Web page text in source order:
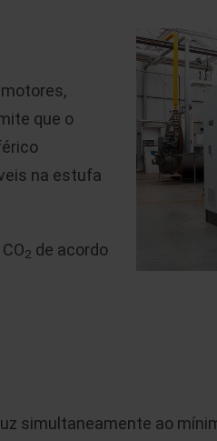
que o
na estufa
2 de acordo
simultaneamente ao